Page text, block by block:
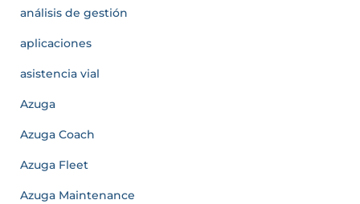
análisis de gestión
aplicaciones
asistencia vial
Azuga
Azuga Coach
Azuga Fleet
Azuga Maintenance